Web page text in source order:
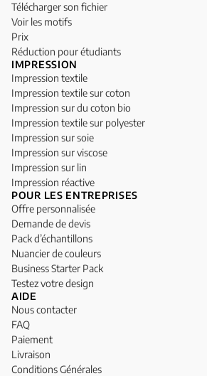
Télécharger son fichier
Voir les motifs
Prix
Réduction pour étudiants
IMPRESSION
Impression textile
Impression textile sur coton
Impression sur du coton bio
Impression textile sur polyester
Impression sur soie
Impression sur viscose
Impression sur lin
Impression réactive
POUR LES ENTREPRISES
Offre personnalisée
Demande de devis
Pack d’échantillons
Nuancier de couleurs
Business Starter Pack
Testez votre design
AIDE
Nous contacter
FAQ
Paiement
Livraison
Conditions Générales